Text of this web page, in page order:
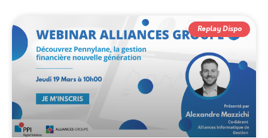
Replay Dispo